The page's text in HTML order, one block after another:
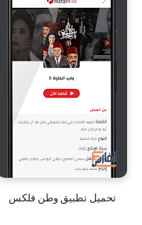
تحميل تطبيق وطن فلكس